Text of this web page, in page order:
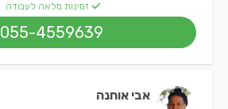
זמינות מלאה לעבודה
055-4559639
אבי אוחנה